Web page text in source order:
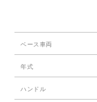
ベース車両
年式
ハンドル